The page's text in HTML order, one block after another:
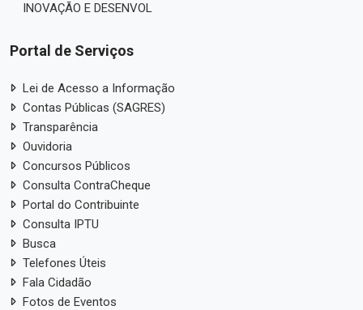
INOVAÇÃO E DESENVOL
Portal de Serviços
Lei de Acesso a Informação
Contas Públicas (SAGRES)
Transparência
Ouvidoria
Concursos Públicos
Consulta ContraCheque
Portal do Contribuinte
Consulta IPTU
Busca
Telefones Úteis
Fala Cidadão
Fotos de Eventos